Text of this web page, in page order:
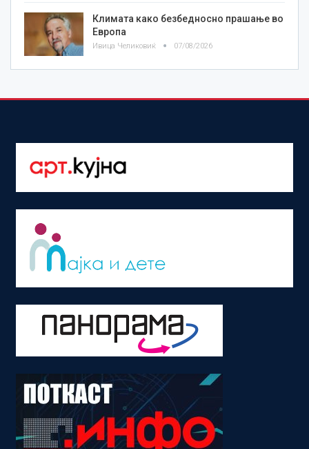
Климата како безбедносно прашање во
Европа
Ивица Челиковиќ 07/08/2026